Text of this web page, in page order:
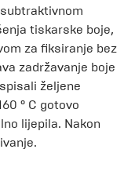
tiskarske boje,
za fiksiranje bez
zadržavanje boje
željene
° C gotovo
lijepila. Nakon